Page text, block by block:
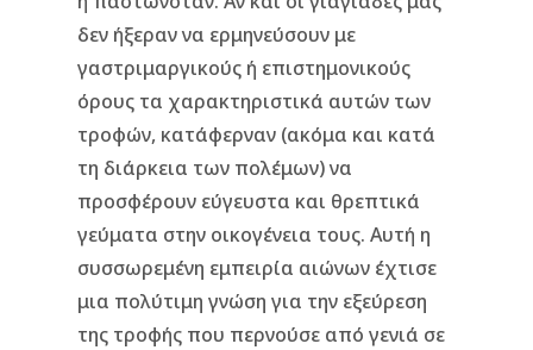
δεν ήξεραν να ερμηνεύσουν με
γαστριμαργικούς ή επιστημονικούς
όρους τα χαρακτηριστικά αυτών των
τροφών, κατάφερναν (ακόμα και κατά
τη διάρκεια των πολέμων) να
προσφέρουν εύγευστα και θρεπτικά
γεύματα στην οικογένεια τους. Αυτή η
συσσωρεμένη εμπειρία αιώνων έχτισε
μια πολύτιμη γνώση για την εξεύρεση
της τροφής που περνούσε από γενιά σε